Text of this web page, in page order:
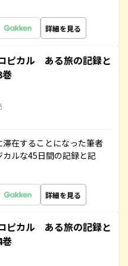
詳細を見る
ピカル ある旅の記録と
在することになった筆者
ルな45日間の記録と記
詳細を見る
ピカル ある旅の記録と